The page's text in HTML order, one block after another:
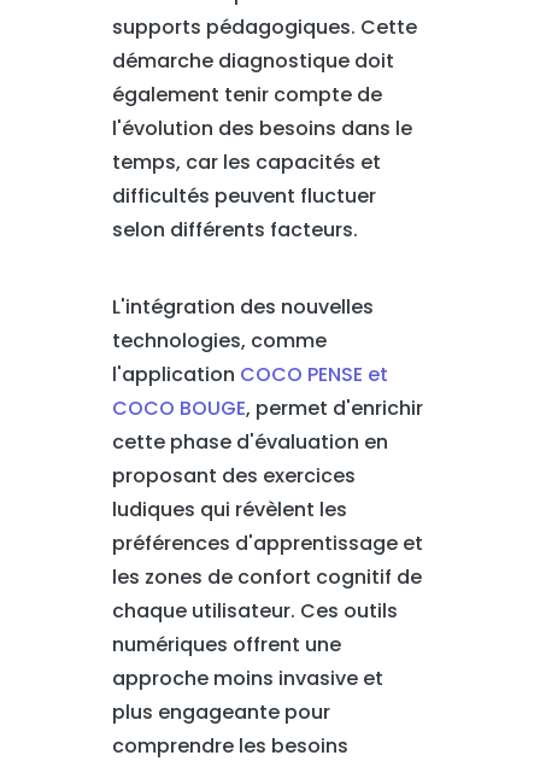
supports pédagogiques. Cette
démarche diagnostique doit
également tenir compte de
l'évolution des besoins dans le
temps, car les capacités et
difficultés peuvent fluctuer
selon différents facteurs.
L'intégration des nouvelles
technologies, comme
l'application COCO PENSE et
COCO BOUGE, permet d'enrichir
cette phase d'évaluation en
proposant des exercices
ludiques qui révèlent les
préférences d'apprentissage et
les zones de confort cognitif de
chaque utilisateur. Ces outils
numériques offrent une
approche moins invasive et
plus engageante pour
comprendre les besoins